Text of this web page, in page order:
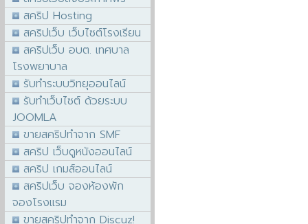
สคริป Hosting
สคริปเว็บ เว็บไซต์โรงเรียน
สคริปเว็บ อบต. เทศบาล
โรงพยาบาล
รับทำระบบวิทยุออนไลน์
รับทำเว็บไซต์ ด้วยระบบ
JOOMLA
ขายสคริปทำจาก SMF
สคริป เว็บดูหนังออนไลน์
สคริป เกมส์ออนไลน์
สคริปเว็บ จองห้องพัก
จองโรงแรม
ขายสคริปทำจาก Discuz!